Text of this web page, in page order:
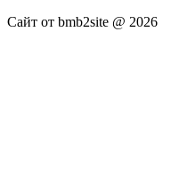
Сайт от bmb2site @ 2026